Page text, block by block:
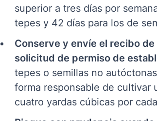
superior a tres días por
tepes y 42 días para los de
Conserve y envíe el recibo
solicitud de permiso de
tepes o semillas no
forma responsable de cultivar
cuatro yardas cúbicas por